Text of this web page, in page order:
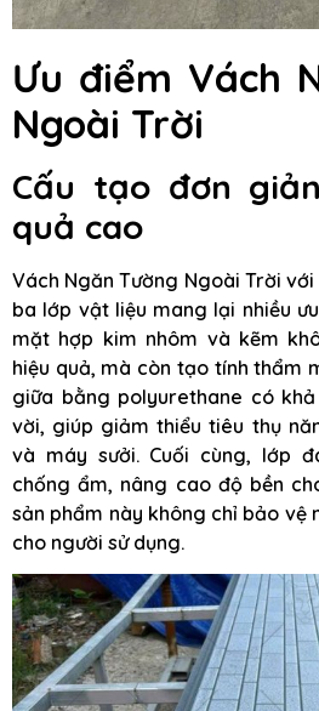
Ưu điểm Vách
Ngoài Trời
Cấu tạo đơn
quả cao
Vách Ngăn Tường Ngoài Trời
ba lớp vật liệu mang lại nhiều
mặt hợp kim nhôm và kẽm
hiệu quả, mà còn tạo tính thẩm
giữa bằng polyurethane có
vời, giúp giảm thiểu tiêu thụ
và máy sưởi. Cuối cùng, lớp
chống ẩm, nâng cao độ bền
sản phẩm này không chỉ bảo vệ
cho người sử dụng.